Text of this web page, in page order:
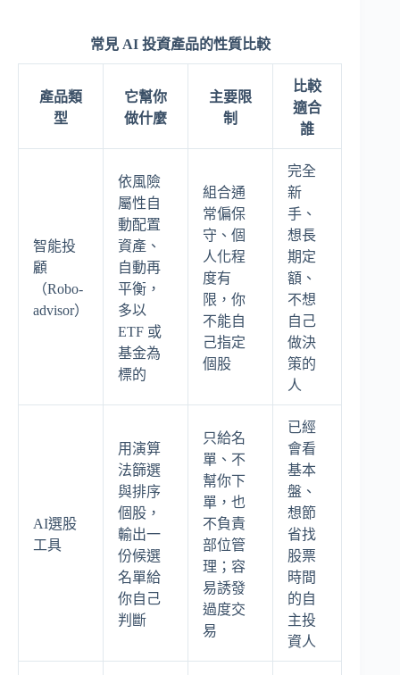
常見 AI 投資產品的性質比較
產品類
型
它幫你
做什麼
主要限
制
比較
適合
誰
智能投
顧
（Robo-
advisor）
依風險
屬性自
動配置
資產、
自動再
平衡，
多以
ETF 或
基金為
標的
組合通
常偏保
守、個
人化程
度有
限，你
不能自
己指定
個股
完全
新
手、
想長
期定
額、
不想
自己
做決
策的
人
AI選股
工具
用演算
法篩選
與排序
個股，
輸出一
份候選
名單給
你自己
判斷
只給名
單、不
幫你下
單，也
不負責
部位管
理；容
易誘發
過度交
易
已經
會看
基本
盤、
想節
省找
股票
時間
的自
主投
資人